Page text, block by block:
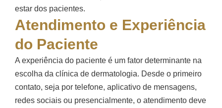
estar dos pacientes.
Atendimento e Experiência
do Paciente
A experiência do paciente é um fator determinante na
escolha da clínica de dermatologia. Desde o primeiro
contato, seja por telefone, aplicativo de mensagens,
redes sociais ou presencialmente, o atendimento deve